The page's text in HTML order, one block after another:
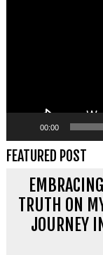
00:00
FEATURED POST
TRUTH ON
JOURNEY